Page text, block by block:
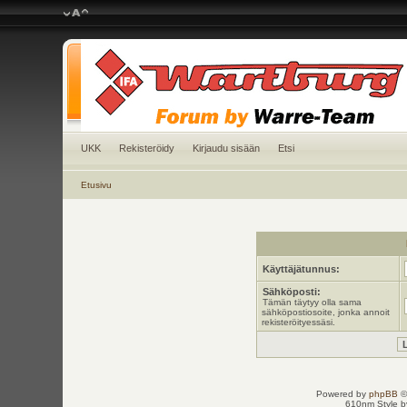
UKK Rekisteröidy Kirjaudu sisään Etsi
Etusivu
Käyttäjätunnus:
Sähköposti:
Tämän täytyy olla sama
sähköpostiosoite, jonka annoit
rekisteröityessäsi.
Powered by phpBB
610nm Style